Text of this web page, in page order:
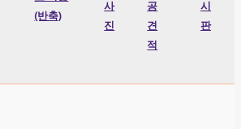
(반축)
사
진
공
견
적
시
판